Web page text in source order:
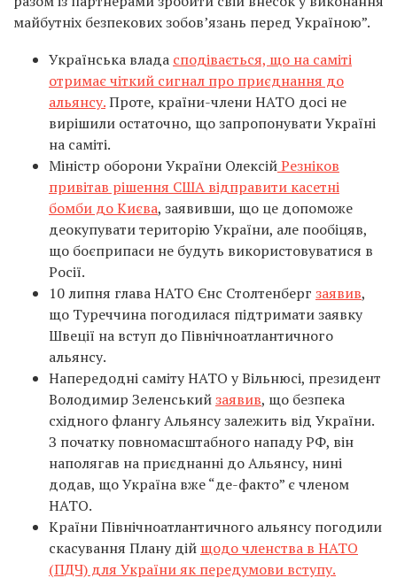
майбутніх безпекових зобов’язань перед Україною”.
Українська влада сподівається, що на саміті
отримає чіткий сигнал про приєднання до
альянсу.Проте, країни-члени НАТО досі не
вирішили остаточно, що запропонувати Україні
на саміті.
Міністр оборони України ОлексійРезніков
привітав рішення США відправити касетні
бомби до Києва, заявивши, що це допоможе
деокупувати територію України, але пообіцяв,
що боєприпаси не будуть використовуватися в
Росії.
10 липня глава НАТО Єнс Столтенберг заявив,
що Туреччина погодилася підтримати заявку
Швеції на вступ до Північноатлантичного
альянсу.
Напередодні саміту НАТО у Вільнюсі, президент
Володимир Зеленськийзаявив, що безпека
східного флангу Альянсу залежить від України.
З початку повномасштабного нападу РФ, він
наполягав на приєднанні до Альянсу, нині
додав, що Україна вже “де-факто” є членом
НАТО.
Країни Північноатлантичного альянсу погодили
скасування Плану дій щодо членства в НАТО
(ПДЧ) для України як передумови вступу.